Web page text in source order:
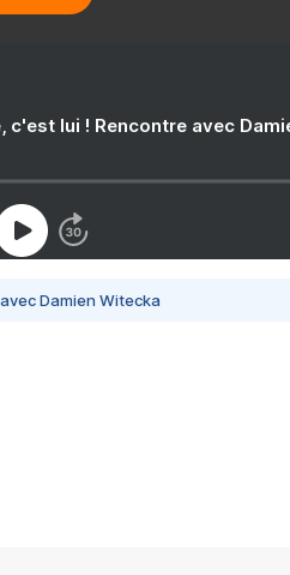
lui ! Rencontre avec
Damien Witecka